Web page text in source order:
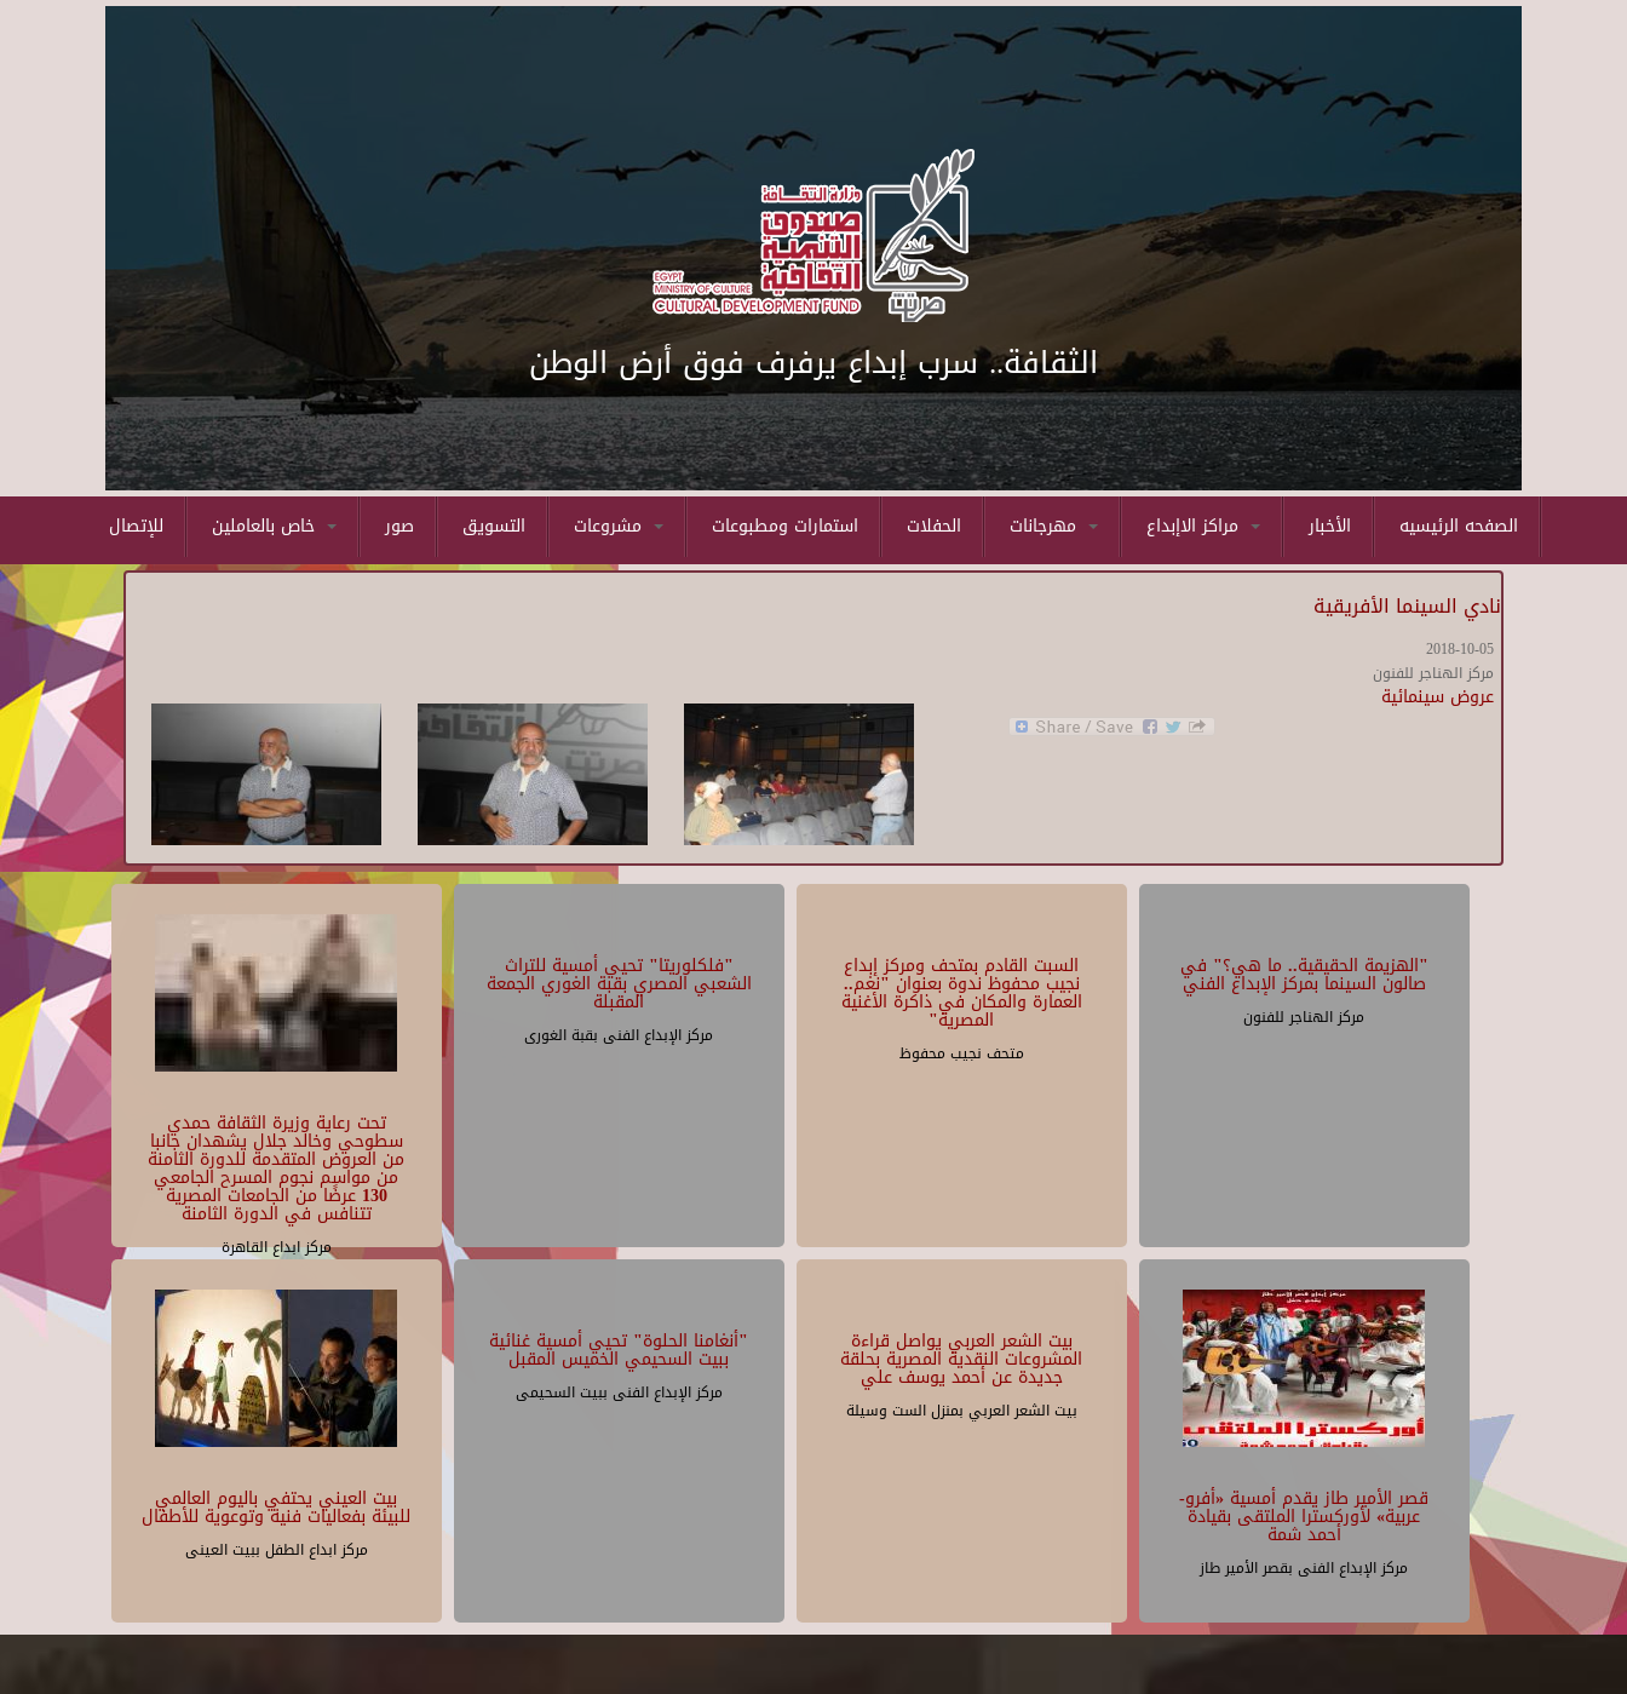
Skip to main content
الثقافة.. سرب إبداع يرفرف فوق أرض الوطن
للإتصال صور التسويق استمارات ومطبوعات الحفلات الأخبار الصفحه الرئيسيه
نادي السينما الأفريقية
2018-10-05
مركز الهناجر للفنون
عروض سينمائية
تحت رعاية وزيرة الثقافة حمدي
سطوحي وخالد جلال يشهدان جانبا
من العروض المتقدمة للدورة الثامنة
من مواسم نجوم المسرح الجامعي
130 عرضًا من الجامعات المصرية
تتنافس في الدورة الثامنة
مركز ابداع القاهرة
"فلكلوريتا" تحيي أمسية للتراث
الشعبي المصري بقبة الغوري الجمعة
المقبلة
مركز الإبداع الفنى بقبة الغورى
السبت القادم بمتحف ومركز إبداع
نجيب محفوظ ندوة بعنوان "نغم..
العمارة والمكان في ذاكرة الأغنية
المصرية"
متحف نجيب محفوظ
"الهزيمة الحقيقية.. ما هي؟" في
صالون السينما بمركز الإبداع الفني
مركز الهناجر للفنون
بيت العيني يحتفي باليوم العالمي
للبيئة بفعاليات فنية وتوعوية للأطفال
مركز ابداع الطفل ببيت العينى
"أنغامنا الحلوة" تحيي أمسية غنائية
ببيت السحيمي الخميس المقبل
مركز الإبداع الفنى ببيت السحيمى
بيت الشعر العربي يواصل قراءة
المشروعات النقدية المصرية بحلقة
جديدة عن أحمد يوسف علي
بيت الشعر العربي بمنزل الست وسيلة
قصر الأمير طاز يقدم أمسية «أفرو-
عربية» لأوركسترا الملتقى بقيادة
أحمد شمة
مركز الإبداع الفنى بقصر الأمير طاز